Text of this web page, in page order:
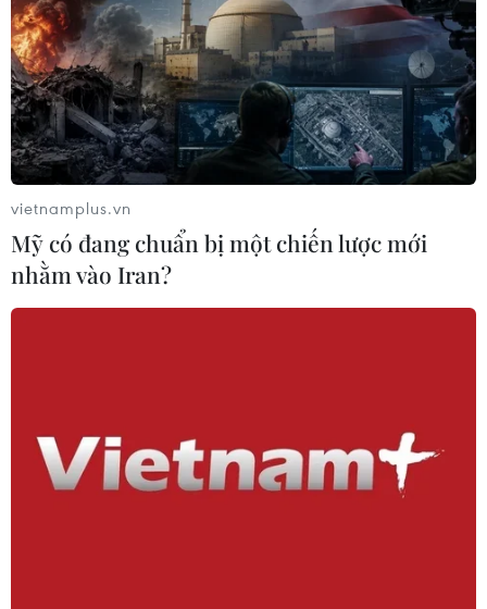
Khi biết rõ điểm mạnh, điểm yếu của mình, bạn
sẽ là người đẹp nhất./.
Bài ADMIN
Ảnh NV
vietnamplus.vn
Mỹ có đang chuẩn bị một chiến lược mới
nhằm vào Iran?